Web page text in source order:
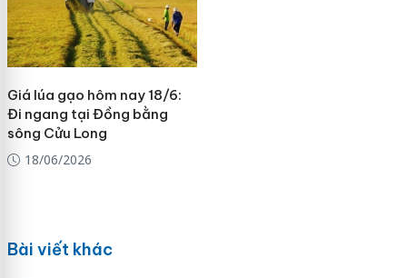
Giá lúa gạo hôm nay 18/6:
Đi ngang tại Đồng bằng
sông Cửu Long
18/06/2026
Bài viết khác